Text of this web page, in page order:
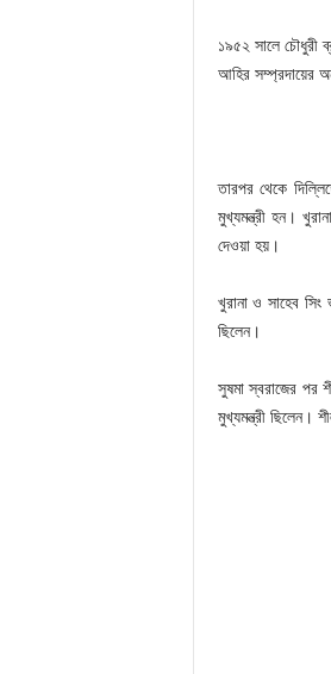
১৯৫২ সালে চৌধুরী
আহির সম্প্রদায়ের
তারপর থেকে
মুখ্যমন্ত্রী হন।
দেওয়া হয়।
খুরানা ও সাহেব সিং
ছিলেন।
সুষমা স্বরাজের পর
মুখ্যমন্ত্রী ছিলেন।